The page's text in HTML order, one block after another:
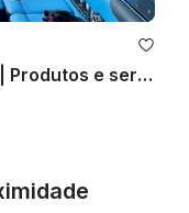
Aluguel de wakeboat Axis A24 | Produtos e serviços 5 estrelas!